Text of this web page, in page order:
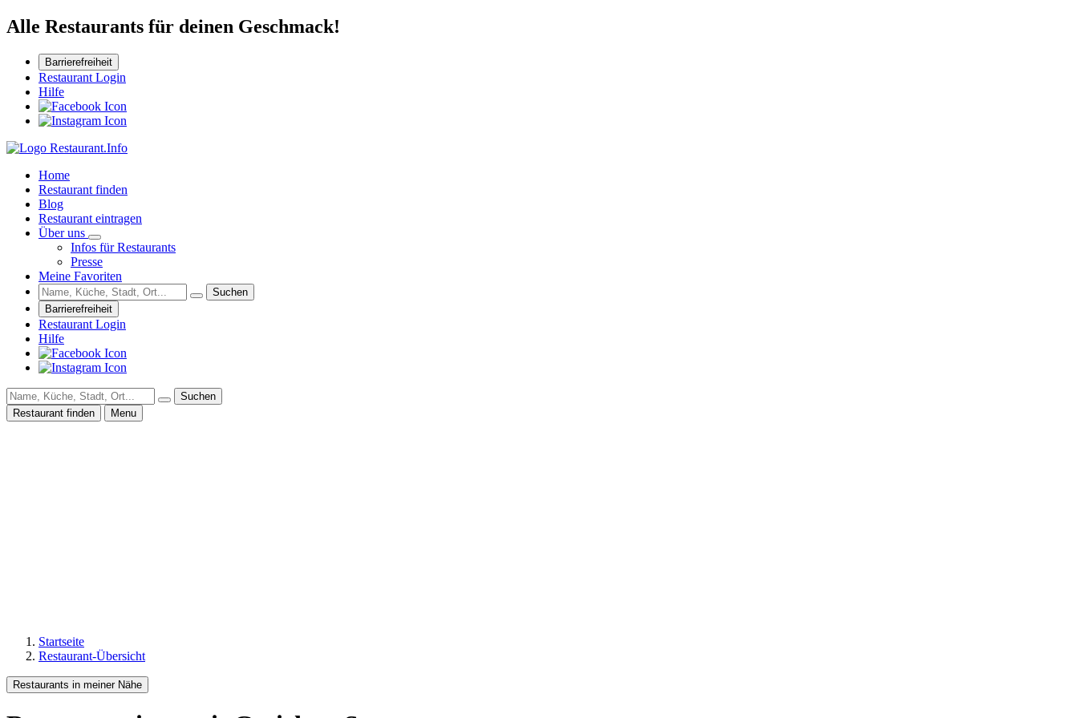
Alle Restaurants für deinen Geschmack!
Barrierefreiheit
Restaurant Login
Hilfe
Home
Restaurant finden
Blog
Restaurant eintragen
Über uns
Infos für Restaurants
Presse
Meine Favoriten
Suchen
Barrierefreiheit
Restaurant Login
Hilfe
Suchen
Restaurant finden
Menu
Startseite
Restaurant-Übersicht
Restaurants in meiner Nähe